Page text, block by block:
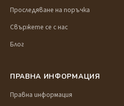
Проследяване на поръчка
Свържете се с нас
Блог
ПРАВНА ИНФОРМАЦИЯ
Правна информация